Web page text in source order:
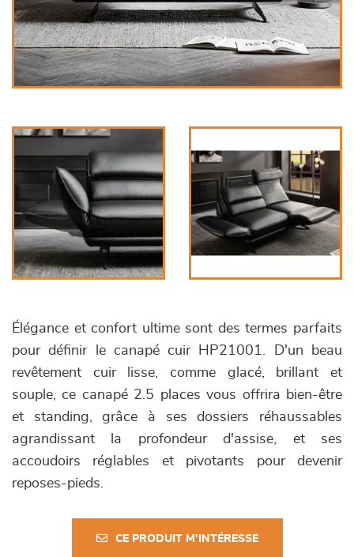
Élégance et confort ultime sont des termes parfaits
pour définir le canapé cuir HP21001. D'un beau
revêtement cuir lisse, comme glacé, brillant et
souple, ce canapé 2.5 places vous offrira bien-être
et standing, grâce à ses dossiers réhaussables
agrandissant la profondeur d'assise, et ses
accoudoirs réglables et pivotants pour devenir
reposes-pieds.
CE PRODUIT M'INTÉRESSE